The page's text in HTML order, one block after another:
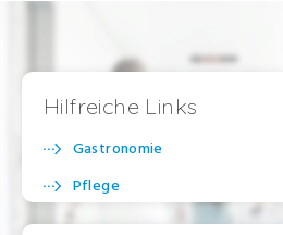
Hilfreiche Links
Gastronomie
Pflege